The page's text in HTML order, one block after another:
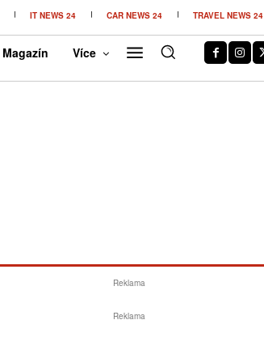
IT NEWS 24 CAR NEWS 24 TRAVEL NEWS 24
Magazín Více
Reklama
Reklama